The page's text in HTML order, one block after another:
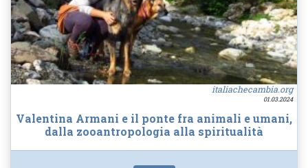
italiachecambia.org
01.03.2024
Valentina Armani e il ponte fra animali e umani,
dalla zooantropologia alla spiritualità